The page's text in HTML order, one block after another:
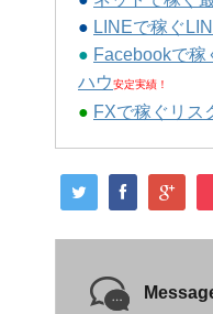
● LINEで稼ぐ
● Facebookで稼
ハウ安定実績！
● FXで稼ぐリス